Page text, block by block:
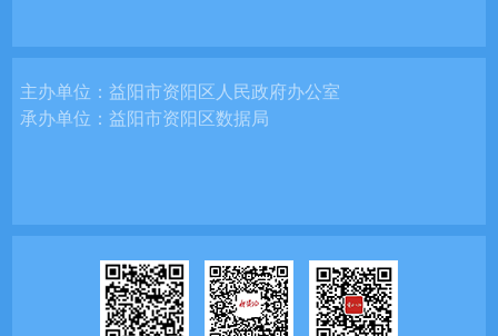
主办单位：益阳市资阳区人民政府办公室
承办单位：益阳市资阳区数据局